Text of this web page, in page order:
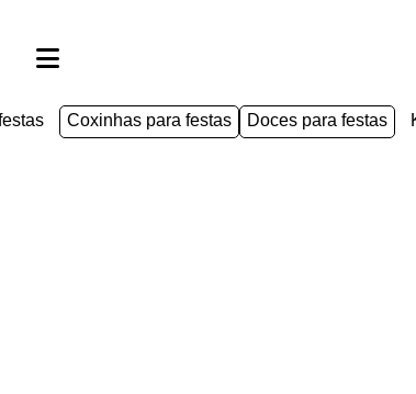
coxinhas para festas doces para festas